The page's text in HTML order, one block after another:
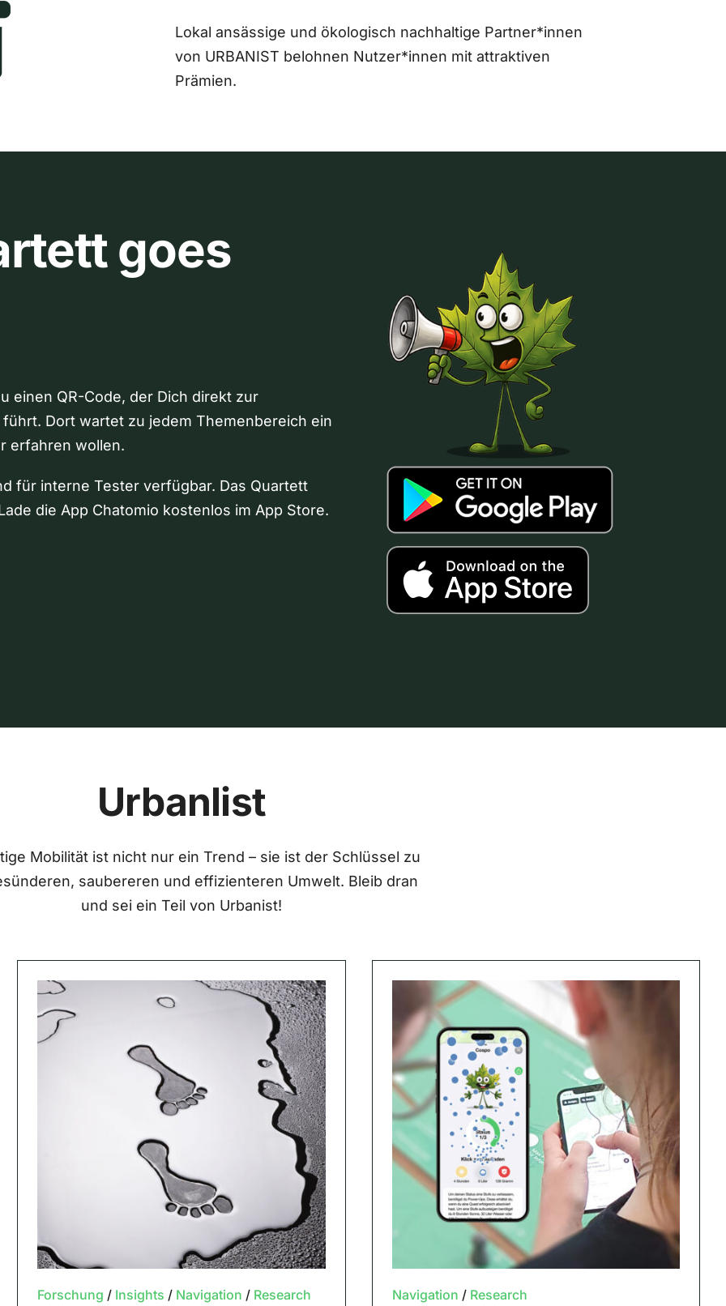
Lokal ansässige und ökologisch nachhaltige Partner*innen
von URBANIST belohnen Nutzer*innen mit attraktiven
Prämien.
goes
einen QR-Code, der Dich direkt zur
Dort wartet zu jedem Themenbereich ein
erfahren wollen.
für interne Tester verfügbar. Das Quartett
die App Chatomio kostenlos im App Store.
Urbanlist
Mobilität ist nicht nur ein Trend – sie ist der Schlüssel zu
saubereren und effizienteren Umwelt. Bleib dran
und sei ein Teil von Urbanist!
Forschung / Insights / Navigation / Research Navigation / Research